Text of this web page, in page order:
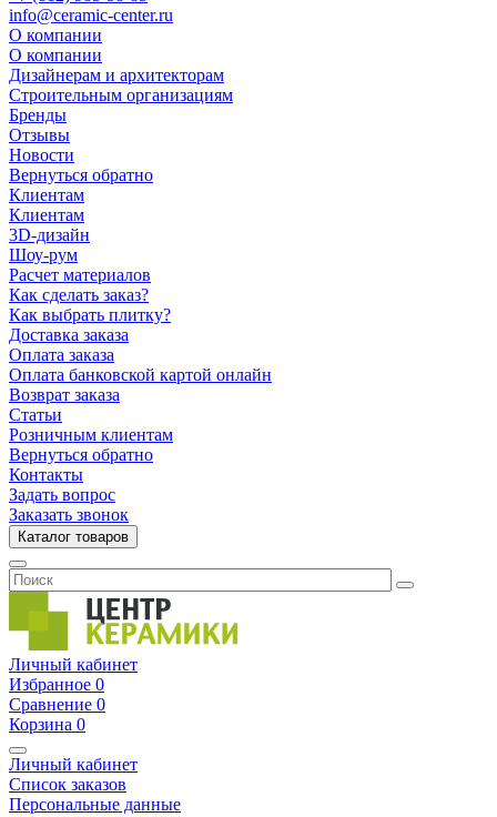
info@ceramic-center.ru
О компании
О компании
Дизайнерам и архитекторам
Строительным организациям
Бренды
Отзывы
Новости
Вернуться обратно
Клиентам
Клиентам
3D-дизайн
Шоу-рум
Расчет материалов
Как сделать заказ?
Как выбрать плитку?
Доставка заказа
Оплата заказа
Оплата банковской картой онлайн
Возврат заказа
Статьи
Розничным клиентам
Вернуться обратно
Контакты
Задать вопрос
Заказать звонок
Каталог товаров
Личный кабинет
Избранное 0
Сравнение 0
Корзина 0
Личный кабинет
Список заказов
Персональные данные